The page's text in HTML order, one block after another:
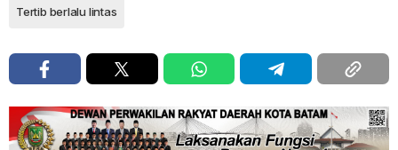
Tertib berlalu lintas